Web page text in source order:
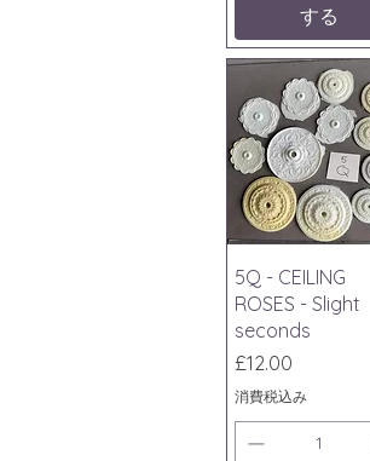
する
クイックビュー
5Q - CEILING
ROSES - Slight
seconds
価格
£12.00
消費税込み